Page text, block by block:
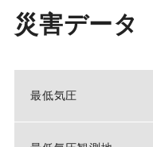
災害データ
最低気圧